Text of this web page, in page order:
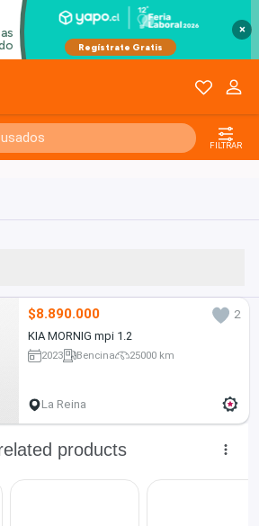
×
FILTRAR
$8.890.000
2
KIA MORNIG mpi 1.2
2023 Bencina 25000 km
La Reina